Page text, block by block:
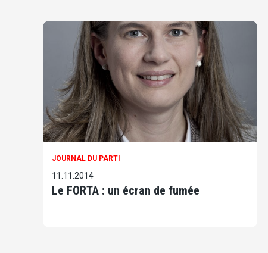
JOURNAL DU PARTI
11.11.2014
Le FORTA : un écran de fumée